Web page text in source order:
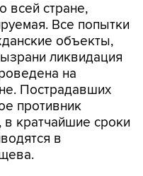
всей стране,
Все попытки
объекты,
ликвидация
на
Пострадавших
противник
в кратчайшие сроки
в